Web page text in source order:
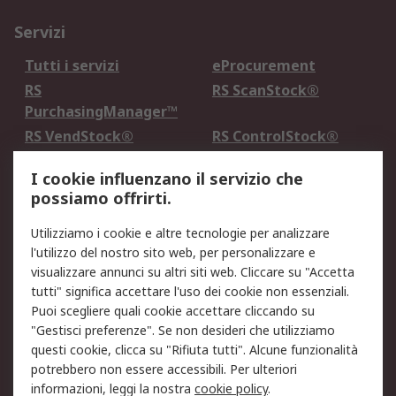
Servizi
Tutti i servizi
eProcurement
RS
PurchasingManager™
RS ScanStock®
RS VendStock®
RS ControlStock®
Legale
Informativa Cookie
Informativa Privacy -
Aggiornata
Email Security
Termini d'uso
Condizioni di vendita
Condizioni generali di
servizio
Etica e responsabilità
I cookie influenzano il servizio che
possiamo offrirti.
Utilizziamo i cookie e altre tecnologie per analizzare
l'utilizzo del nostro sito web, per personalizzare e
visualizzare annunci su altri siti web. Cliccare su "Accetta
tutti" significa accettare l'uso dei cookie non essenziali.
Puoi scegliere quali cookie accettare cliccando su
"Gestisci preferenze". Se non desideri che utilizziamo
questi cookie, clicca su "Rifiuta tutti". Alcune funzionalità
potrebbero non essere accessibili. Per ulteriori
informazioni, leggi la nostra cookie policy.